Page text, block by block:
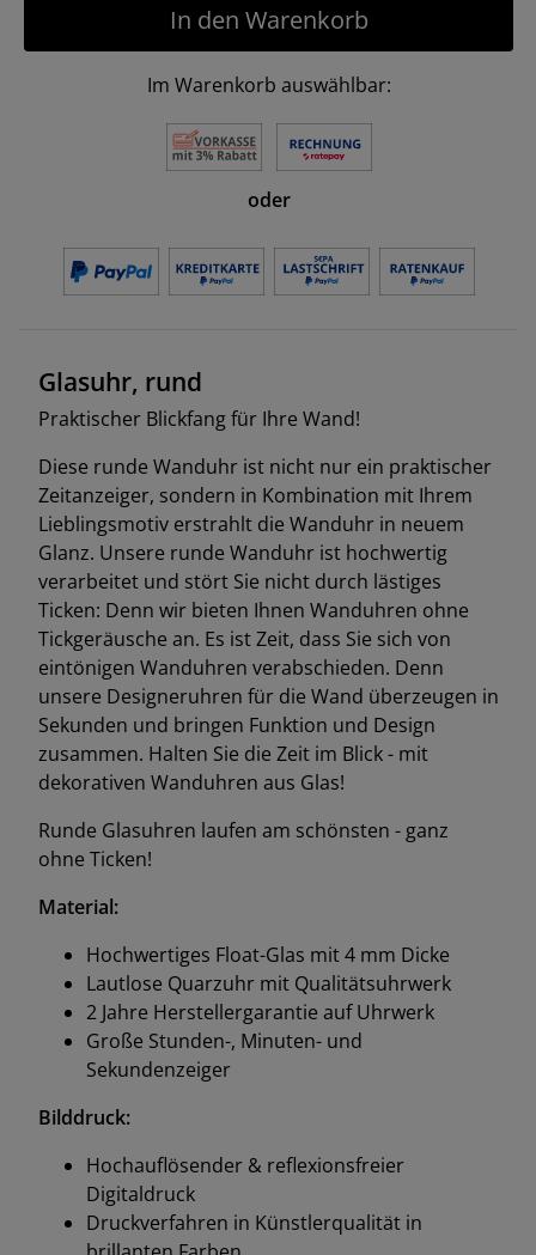
In den Warenkorb
Im Warenkorb auswählbar:
oder
Glasuhr, rund
Praktischer Blickfang für Ihre Wand!
Diese runde Wanduhr ist nicht nur ein praktischer
Zeitanzeiger, sondern in Kombination mit Ihrem
Lieblingsmotiv erstrahlt die Wanduhr in neuem
Glanz. Unsere runde Wanduhr ist hochwertig
verarbeitet und stört Sie nicht durch lästiges
Ticken: Denn wir bieten Ihnen Wanduhren ohne
Tickgeräusche an. Es ist Zeit, dass Sie sich von
eintönigen Wanduhren verabschieden. Denn
unsere Designeruhren für die Wand überzeugen in
Sekunden und bringen Funktion und Design
zusammen. Halten Sie die Zeit im Blick - mit
dekorativen Wanduhren aus Glas!
Runde Glasuhren laufen am schönsten - ganz
ohne Ticken!
Material:
Hochwertiges Float-Glas mit 4 mm Dicke
Lautlose Quarzuhr mit Qualitätsuhrwerk
2 Jahre Herstellergarantie auf Uhrwerk
Große Stunden-, Minuten- und
Sekundenzeiger
Bilddruck:
Hochauflösender & reflexionsfreier
Digitaldruck
Druckverfahren in Künstlerqualität in